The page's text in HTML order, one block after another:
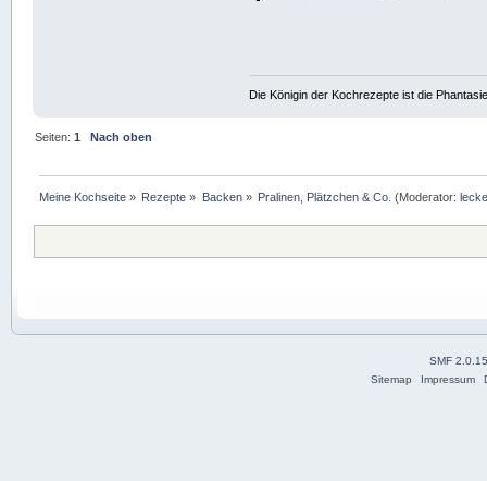
Die Königin der Kochrezepte ist die
Seiten:1 Nach oben
Meine Kochseite » Rezepte » Backen» Pralinen, Plätzchen & Co. (Moderator:
SMF
Sitemap
Impressum